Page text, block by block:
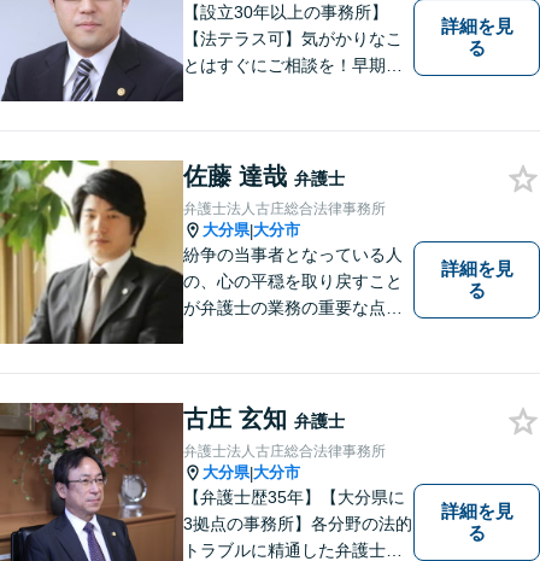
【設立30年以上の事務所】
【法テラス可】気がかりなこ
とはすぐにご相談を！早期対
など幅広い問題に柔軟に対応
いたします。【駐車場あり】
詳細を見
る
佐藤 達哉 弁護士
弁護士法人古庄総合法律事務所
大分県|大分市
紛争の当事者となっている人
の、心の平穏を取り戻すこと
が弁護士の業務の重要な点と
詳細を見
る
古庄 玄知 弁護士
弁護士法人古庄総合法律事務所
大分県|大分市
【弁護士歴35年】【大分県に
3拠点の事務所】各分野の法的
トラブルに精通した弁護士で
詳細を見
る